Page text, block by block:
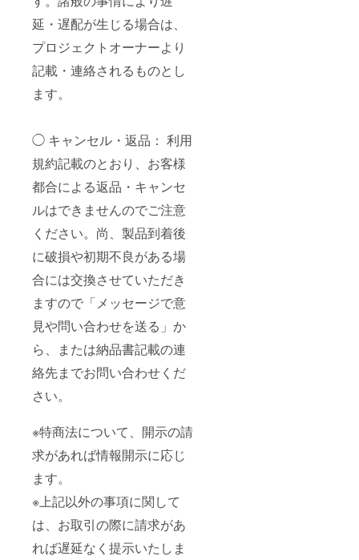
延・遅配が生じる場合は、
プロジェクトオーナーより
記載・連絡されるものとし
ます。
◯ キャンセル・返品： 利用
規約記載のとおり、お客様
都合による返品・キャンセ
ルはできませんのでご注意
ください。尚、製品到着後
に破損や初期不良がある場
合には交換させていただき
ますので「メッセージで意
見や問い合わせを送る」か
ら、または納品書記載の連
絡先までお問い合わせくだ
さい。
※特商法について、開示の請
求があれば情報開示に応じ
ます。
※上記以外の事項に関して
は、お取引の際に請求があ
れば遅延なく提示いたしま